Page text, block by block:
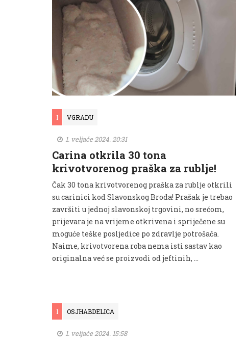
I VGRADU
1. veljače 2024. 20:31
Carina otkrila 30 tona
krivotvorenog praška za rublje!
Čak 30 tona krivotvorenog praška za rublje otkrili
su carinici kod Slavonskog Broda! Prašak je trebao
završiti u jednoj slavonskoj trgovini, no srećom,
prijevara je na vrijeme otkrivena i spriječene su
moguće teške posljedice po zdravlje potrošača.
Naime, krivotvorena roba nema isti sastav kao
originalna već se proizvodi od jeftinih, …
I OSJHABDELICA
1. veljače 2024. 15:58